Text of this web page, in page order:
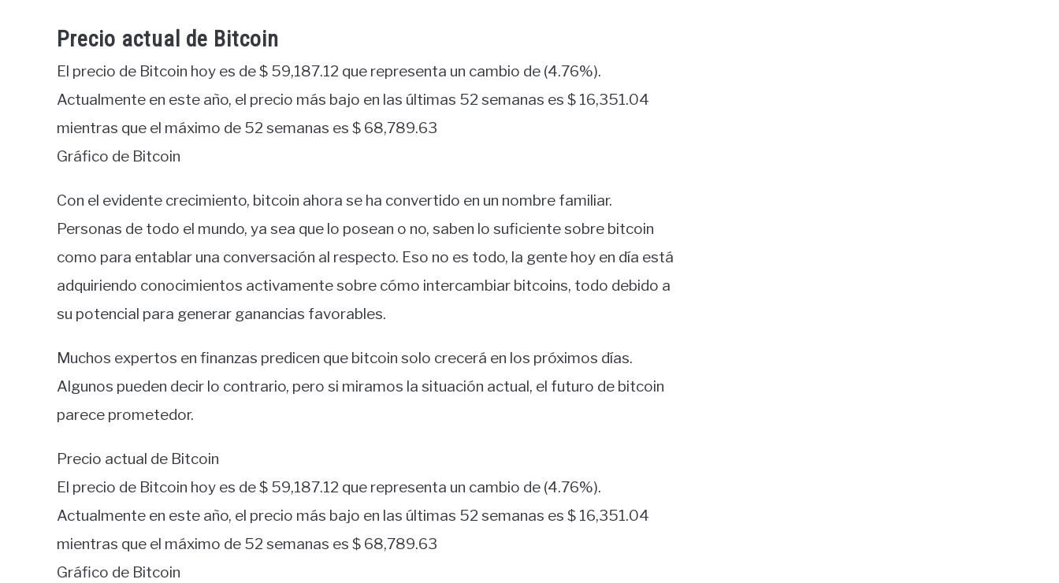
Precio actual de Bitcoin
El precio de Bitcoin hoy es de $ 59,187.12 que representa un cambio de (4.76%).
Actualmente en este año, el precio más bajo en las últimas 52 semanas es $ 16,351.04
mientras que el máximo de 52 semanas es $ 68,789.63
Gráfico de Bitcoin
Con el evidente crecimiento, bitcoin ahora se ha convertido en un nombre familiar.
Personas de todo el mundo, ya sea que lo posean o no, saben lo suficiente sobre bitcoin
como para entablar una conversación al respecto. Eso no es todo, la gente hoy en día está
adquiriendo conocimientos activamente sobre cómo intercambiar bitcoins, todo debido a
su potencial para generar ganancias favorables.
Muchos expertos en finanzas predicen que bitcoin solo crecerá en los próximos días.
Algunos pueden decir lo contrario, pero si miramos la situación actual, el futuro de bitcoin
parece prometedor.
Precio actual de Bitcoin
El precio de Bitcoin hoy es de $ 59,187.12 que representa un cambio de (4.76%).
Actualmente en este año, el precio más bajo en las últimas 52 semanas es $ 16,351.04
mientras que el máximo de 52 semanas es $ 68,789.63
Gráfico de Bitcoin